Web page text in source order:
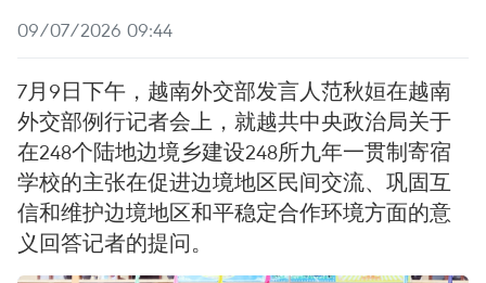
09/07/2026 09:44
7月9日下午，越南外交部发言人范秋姮在越南
外交部例行记者会上，就越共中央政治局关于
在248个陆地边境乡建设248所九年一贯制寄宿
学校的主张在促进边境地区民间交流、巩固互
信和维护边境地区和平稳定合作环境方面的意
义回答记者的提问。